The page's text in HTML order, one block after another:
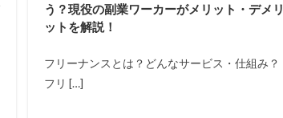
う？現役の副業ワーカーがメリット・デメリ
ットを解説！
フリーナンスとは？どんなサービス・仕組み？
フリ […]